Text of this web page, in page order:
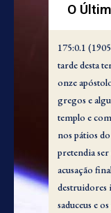
O
175:0.1
tarde desta
onze
gregos e
templo e
nos pátios
pretendia
acusação
destruidores
saduceus e